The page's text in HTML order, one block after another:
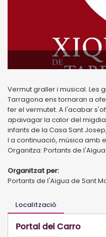
Vermut graller i musical. Les
Tarragona ens tornaran a
fer el vermutet. A l'acabar
apaivagar la calor del
infants de la Casa Sant
I a continuació, música amb
Organitza: Portants de
Organitzat per:
Portants de l'Aigua de Sant
Localització
Portal del Carro